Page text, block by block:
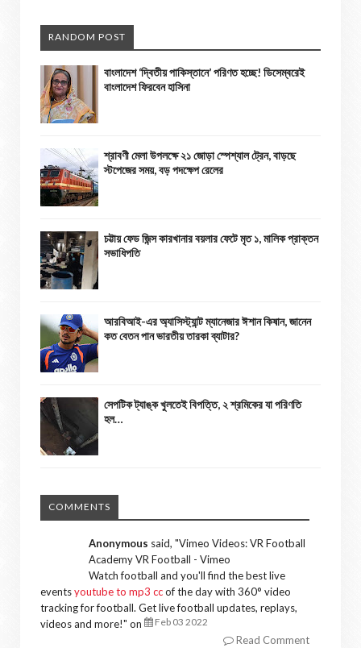
RANDOM POST
বাংলাদেশ ‘দ্বিতীয় পাকিস্তানে’ পরিণত হচ্ছে! ডিসেম্বরেই
বাংলাদেশ ফিরবেন হাসিনা
শ্রাবণী মেলা উপলক্ষে ২১ জোড়া স্পেশ্যাল ট্রেন, বাড়ছে
স্টপেজের সময়, বড় পদক্ষেপ রেলের
চট্টায় ফেড জিন্স কারখানার বয়লার ফেটে মৃত ১, মালিক প্রাক্তন
সভাধিপতি
আরবিআই-এর অ্যাসিস্ট্যান্ট ম্যানেজার ঈশান কিষান, জানেন
কত বেতন পান ভারতীয় তারকা ব্যাটার?
সেপটিক ট্যাঙ্ক খুলতেই বিপত্তি, ২ শ্রমিকের যা পরিণতি
হল…
COMMENTS
Anonymous said, "Vimeo Videos: VR Football
Academy VR Football - Vimeo
Watch football and you'll find the best live
eventsyoutube to mp3 ccof the day with 360° video
tracking for football. Get live football updates, replays,
videos and more!" on Feb 03 2022
Read Comment